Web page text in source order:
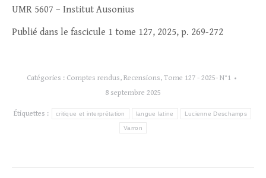
UMR 5607 – Institut Ausonius
Publié dans le fascicule 1 tome 127, 2025, p. 269-272
Catégories : Comptes rendus, Recensions, Tome 127 - 2025- N°1
8 septembre 2025
Étiquettes : critique et interprétation langue latine Lucienne Deschamps
Varron